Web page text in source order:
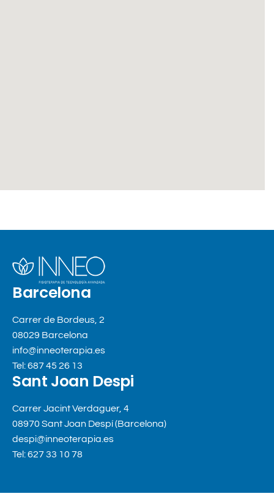
Barcelona
Carrer de Bordeus, 2
08029 Barcelona
info@inneoterapia.es
Tel: 687 45 26 13
Sant Joan Despi
Carrer Jacint Verdaguer, 4
08970 Sant Joan Despí (Barcelona)
despi@inneoterapia.es
Tel: 627 33 10 78